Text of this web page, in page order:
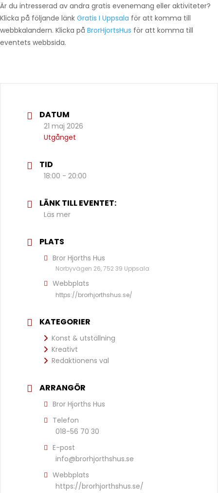
Är du intresserad av andra gratis evenemang eller aktiviteter?
Klicka på följande länk Gratis I Uppsala för att komma till
webbkalandern. Klicka på BrorHjortsHus för att komma till
eventets webbsida.
DATUM
21 maj 2026
Utgånget
TID
18:00 - 20:00
LÄNK TILL EVENTET:
Läs mer
PLATS
Bror Hjorths Hus
Norbyvägen 26, 752 39 Uppsala
Webbplats
https://brorhjorthshus.se/
KATEGORIER
Konst & utställning
Kreativt
Redaktionens val
ARRANGÖR
Bror Hjorths Hus
Telefon
018-56 70 30
E-post
info@brorhjorthshus.se
Webbplats
https://brorhjorthshus.se/